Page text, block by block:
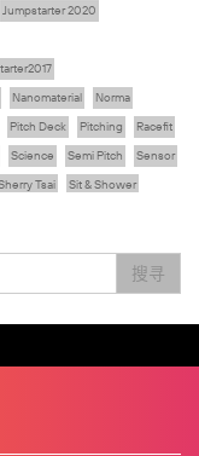
Jumpstarter 2020
Nanomaterial
Norma
Pitch Deck Pitching
Racefit
Science Semi Pitch
Sensor
Tsai
Sit & Shower
上视频 蔡晓慧
車品覺
搜寻